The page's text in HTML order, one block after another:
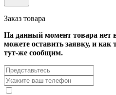
Заказ товара
На данный момент товара нет
можете оставить заявку, и
тут-же сообщим.